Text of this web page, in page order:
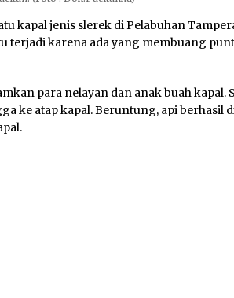
kapal jenis slerek di Pelabuhan
terjadi karena ada yang membuang
para nelayan dan anak buah kapal.
ke atap kapal. Beruntung, api berhasil